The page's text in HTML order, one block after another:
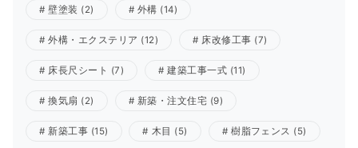
壁塗装 (2) 外構 (14)
外構・エクステリア (12) 床改修工事 (7)
床長尺シート (7) 建築工事一式 (11)
換気扇 (2) 新築・注文住宅 (9)
新築工事 (15) 木目 (5) 樹脂フェンス (5)